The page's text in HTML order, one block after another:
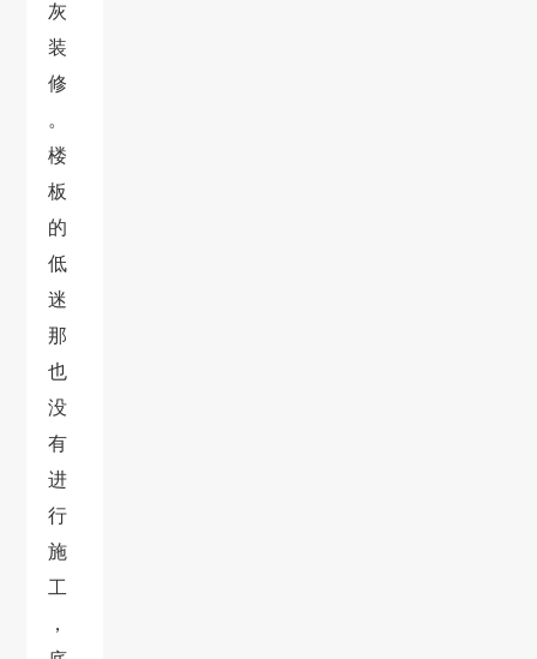
灰
装
修
。
楼
板
的
低
迷
那
也
没
有
进
行
施
工
，